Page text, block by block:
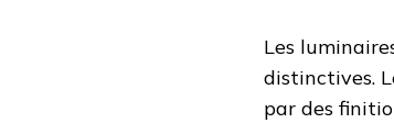
Les
distinctives.
par des